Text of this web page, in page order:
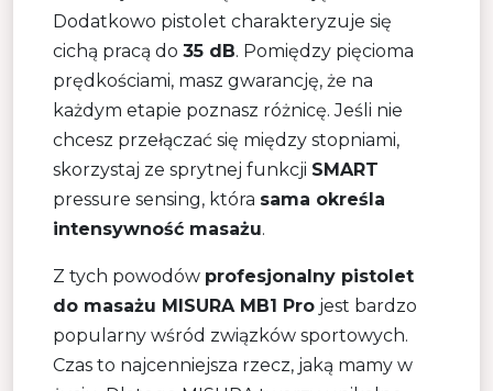
Dodatkowo pistolet charakteryzuje się
cichą pracą do 35 dB. Pomiędzy pięcioma
prędkościami, masz gwarancję, że na
każdym etapie poznasz różnicę. Jeśli nie
chcesz przełączać się między stopniami,
skorzystaj ze sprytnej funkcji SMART
pressure sensing, która sama określa
intensywność masażu.
Z tych powodów profesjonalny pistolet
do masażu MISURA MB1 Pro jest bardzo
popularny wśród związków sportowych.
Czas to najcenniejsza rzecz, jaką mamy w